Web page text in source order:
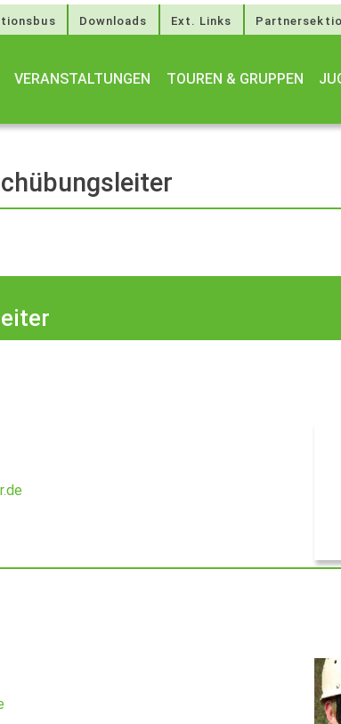
Downloads Ext. Links
VERANSTALTUNGEN TOUREN & GRUPPEN